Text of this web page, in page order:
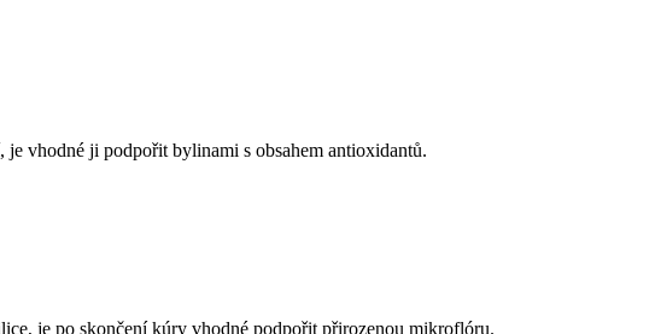
vhodné ji podpořit bylinami s obsahem antioxidantů.
je po skončení kúry vhodné podpořit přirozenou mikroflóru.